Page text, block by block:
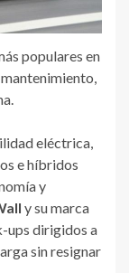
populares en
eléctrica,
e híbridos
y
y su marca
ups dirigidos a
sin resignar